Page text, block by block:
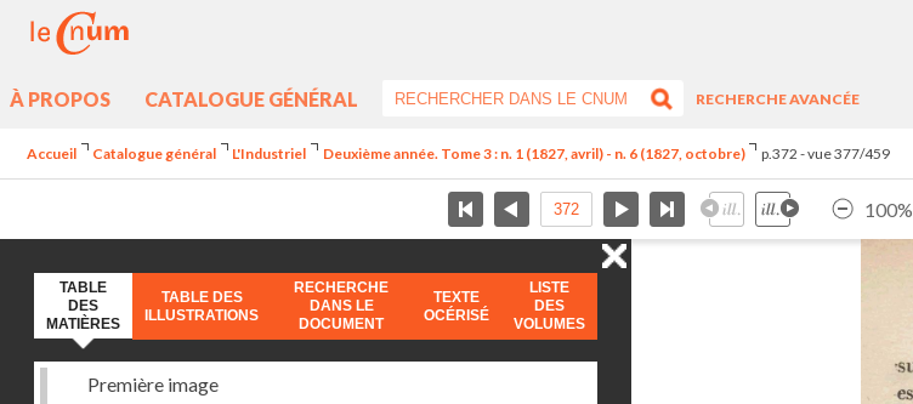
À PROPOS CATALOGUE GÉNÉRAL
RECHERCHE AVANCÉE
Accueil Catalogue général L'Industriel Deuxième année. Tome 3 : n. 1 (1827, avril) - n. 6 (1827, octobre) p.372 - vue 377/459
100%
TABLE
DES
MATIÈRES
TABLE DES
ILLUSTRATIONS
RECHERCHE
DANS LE
DOCUMENT
TEXTE
OCÉRISÉ
LISTE
DES
VOLUMES
Première image